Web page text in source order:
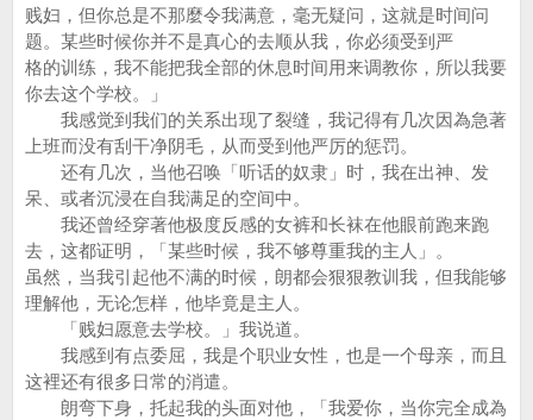
贱妇，但你总是不那麼令我满意，毫无疑问，这就是时间问
题。某些时候你并不是真心的去顺从我，你必须受到严
格的训练，我不能把我全部的休息时间用来调教你，所以我要
你去这个学校。」
我感觉到我们的关系出现了裂缝，我记得有几次因為急著
上班而没有刮干净阴毛，从而受到他严厉的惩罚。
还有几次，当他召唤「听话的奴隶」时，我在出神、发
呆、或者沉浸在自我满足的空间中。
我还曾经穿著他极度反感的女裤和长袜在他眼前跑来跑
去，这都证明，「某些时候，我不够尊重我的主人」。
虽然，当我引起他不满的时候，朗都会狠狠教训我，但我能够
理解他，无论怎样，他毕竟是主人。
「贱妇愿意去学校。」我说道。
我感到有点委屈，我是个职业女性，也是一个母亲，而且
这裡还有很多日常的消遣。
朗弯下身，托起我的头面对他，「我爱你，当你完全成為